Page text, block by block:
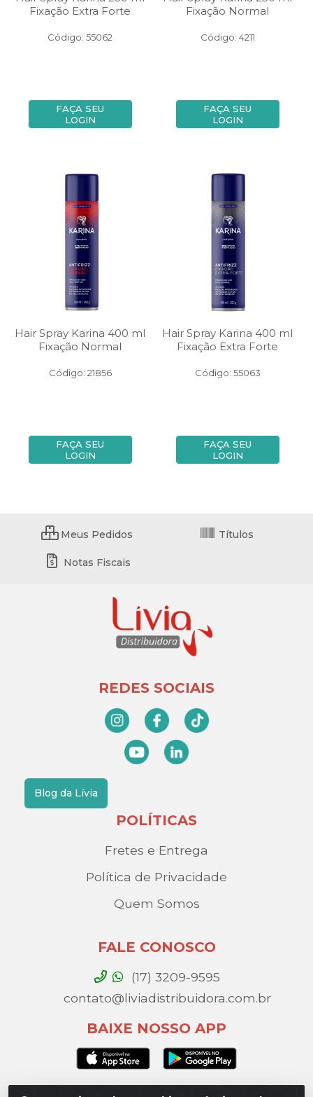
Fixação Extra Forte
Código: 55062
FAÇA SEU
LOGIN
Fixação Normal
Código: 4211
FAÇA SEU
LOGIN
Hair Spray Karina 400 ml
Fixação Normal
Código: 21856
FAÇA SEU
LOGIN
Hair Spray Karina 400 ml
Fixação Extra Forte
Código: 55063
FAÇA SEU
LOGIN
Meus Pedidos Títulos
Notas Fiscais
REDES SOCIAIS
Blog da Lívia
POLÍTICAS
Fretes e Entrega
Política de Privacidade
Quem Somos
FALE CONOSCO
(17) 3209-9595
contato@liviadistribuidora.com.br
BAIXE NOSSO APP